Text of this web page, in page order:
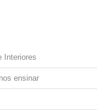
Interiores
ensinar